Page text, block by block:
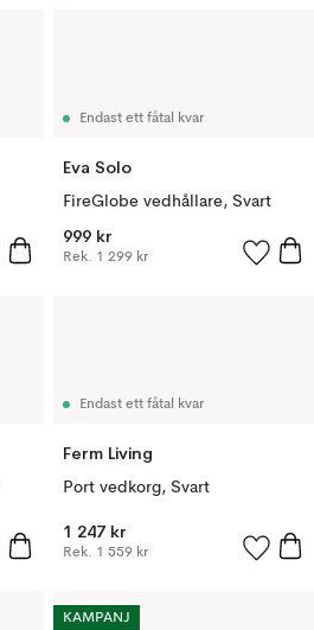
Endast ett fåtal kvar
Eva Solo
FireGlobe vedhållare, Svart
999 kr
Rek. 1 299 kr
Endast ett fåtal kvar
Ferm Living
Port vedkorg, Svart
1 247 kr
Rek. 1 559 kr
KAMPANJ